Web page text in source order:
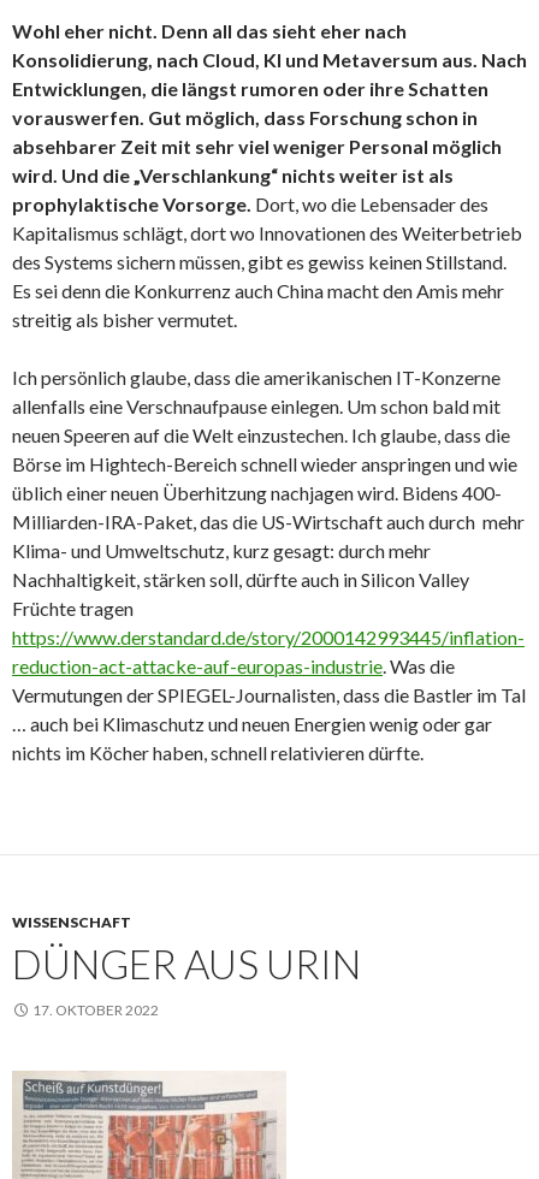
Wohl eher nicht. Denn all das sieht eher nach
Konsolidierung, nach Cloud, KI und Metaversum aus. Nach
Entwicklungen, die längst rumoren oder ihre Schatten
vorauswerfen. Gut möglich, dass Forschung schon in
absehbarer Zeit mit sehr viel weniger Personal möglich
wird. Und die „Verschlankung“ nichts weiter ist als
prophylaktische Vorsorge. Dort, wo die Lebensader des
Kapitalismus schlägt, dort wo Innovationen des Weiterbetrieb
des Systems sichern müssen, gibt es gewiss keinen Stillstand.
Es sei denn die Konkurrenz auch China macht den Amis mehr
streitig als bisher vermutet.
Ich persönlich glaube, dass die amerikanischen IT-Konzerne
allenfalls eine Verschnaufpause einlegen. Um schon bald mit
neuen Speeren auf die Welt einzustechen. Ich glaube, dass die
Börse im Hightech-Bereich schnell wieder anspringen und wie
üblich einer neuen Überhitzung nachjagen wird. Bidens 400-
Milliarden-IRA-Paket, das die US-Wirtschaft auch durch mehr
Klima- und Umweltschutz, kurz gesagt: durch mehr
Nachhaltigkeit, stärken soll, dürfte auch in Silicon Valley
Früchte tragen
https://www.derstandard.de/story/2000142993445/inflation-
reduction-act-attacke-auf-europas-industrie. Was die
Vermutungen der SPIEGEL-Journalisten, dass die Bastler im Tal
… auch bei Klimaschutz und neuen Energien wenig oder gar
nichts im Köcher haben, schnell relativieren dürfte.
WISSENSCHAFT
DÜNGER AUS URIN
17. OKTOBER 2022